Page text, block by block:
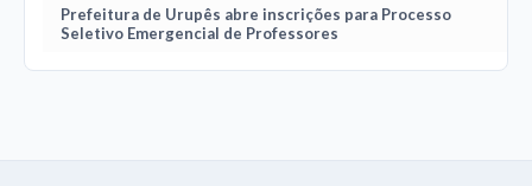
Prefeitura de Urupês abre inscrições para Processo
Seletivo Emergencial de Professores